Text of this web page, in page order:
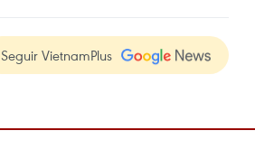
Seguir VietnamPlus